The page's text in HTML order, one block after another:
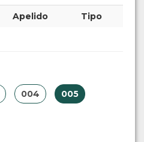
Apelido Tipo
004 005